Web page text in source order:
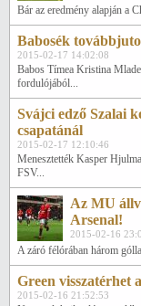
Bár az eredmény alapján a
Babosék
2015-02-17 14:02:08
Babos Tímea Kristina
fordulójából...
Svájci edző Szalai
csapatánál
2015-02-17 12:10:46
Menesztették Kasper
FSV...
Az MU
Arsenal!
2015-02-16
A záró félórában három
Green visszatérhet
2015-02-16 21:52:53